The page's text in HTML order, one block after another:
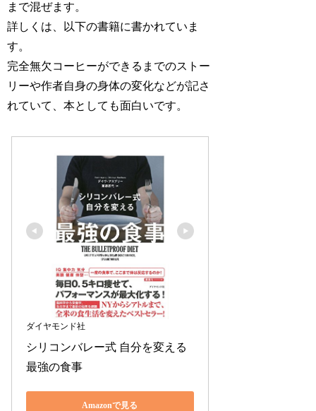
まで混ぜます。
詳しくは、以下の書籍に書かれていま
す。
完全無欠コーヒーができるまでのストー
リーや作者自身の身体の変化などが記さ
れていて、本としても面白いです。
ダイヤモンド社
シリコンバレー式 自分を変える
最強の食事
Amazonで見る